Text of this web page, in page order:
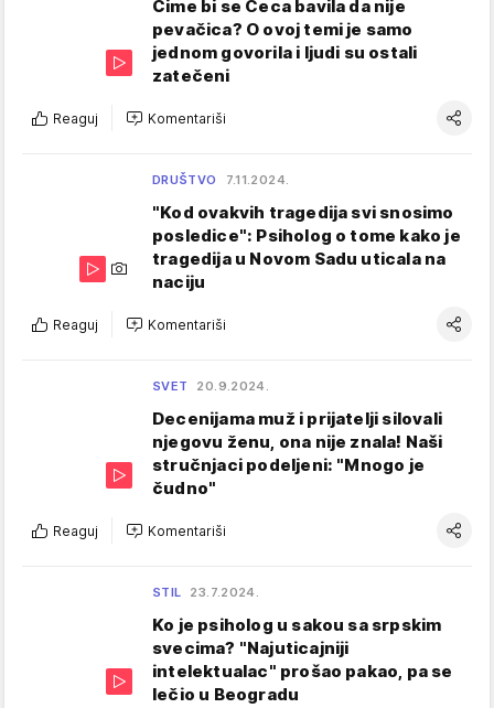
Čime bi se Ceca bavila da nije
pevačica? O ovoj temi je samo
jednom govorila i ljudi su ostali
zatečeni
Reaguj Komentariši
DRUŠTVO 7.11.2024.
"Kod ovakvih tragedija svi snosimo
posledice": Psiholog o tome kako je
tragedija u Novom Sadu uticala na
naciju
Reaguj Komentariši
SVET 20.9.2024.
Decenijama muž i prijatelji silovali
njegovu ženu, ona nije znala! Naši
stručnjaci podeljeni: "Mnogo je
čudno"
Reaguj Komentariši
STIL 23.7.2024.
Ko je psiholog u sakou sa srpskim
svecima? "Najuticajniji
intelektualac" prošao pakao, pa se
lečio u Beogradu